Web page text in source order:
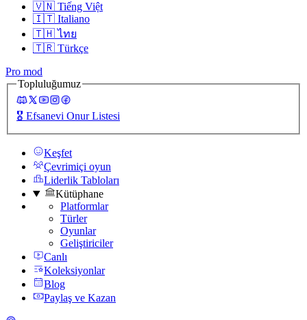
🇻🇳 Tiếng Việt
🇮🇹 Italiano
🇹🇭 ไทย
🇹🇷 Türkçe
Pro mod
Topluluğumuz
🎖️ Efsanevi Onur Listesi
Keşfet
Çevrimiçi oyun
Liderlik Tabloları
Kütüphane
Platformlar
Türler
Oyunlar
Geliştiriciler
Canlı
Koleksiyonlar
Blog
Paylaş ve Kazan